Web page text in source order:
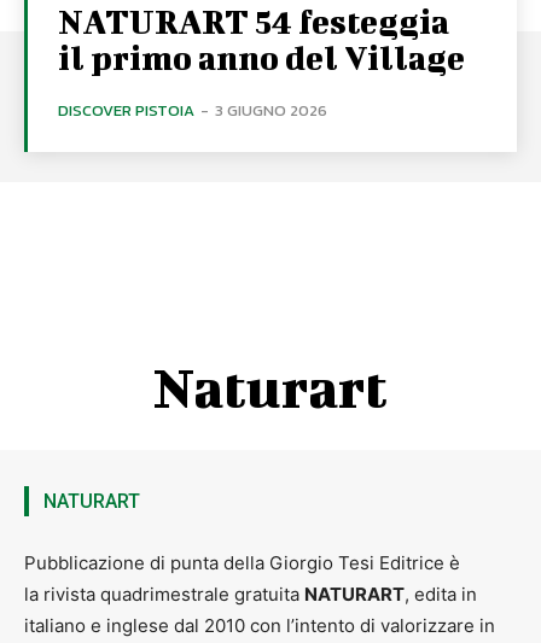
NATURART 54 festeggia
il primo anno del Village
DISCOVER PISTOIA - 3 GIUGNO 2026
Naturart
NATURART
Pubblicazione di punta della Giorgio Tesi Editrice è
la rivista quadrimestrale gratuita NATURART, edita in
italiano e inglese dal 2010 con l’intento di valorizzare in